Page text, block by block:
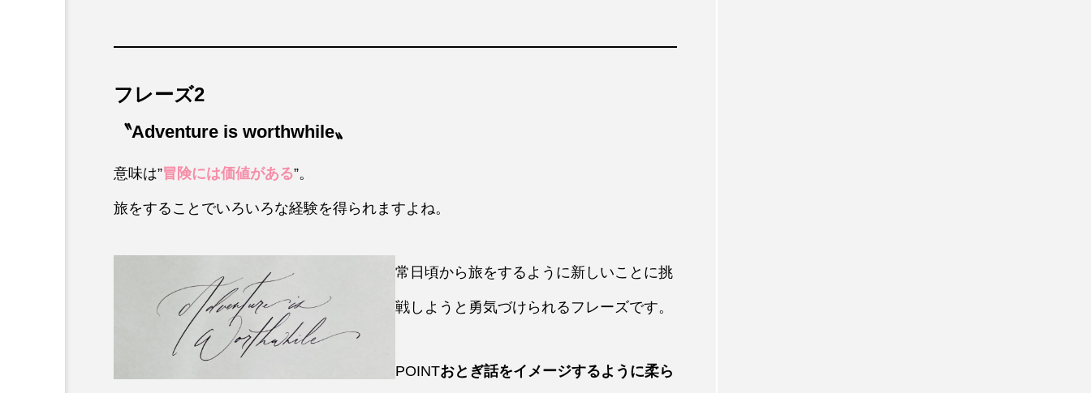
フレーズ2
〝Adventure is worthwhile〟
意味は”冒険には価値がある”。
旅をすることでいろいろな経験を得られますよね。
常日頃から旅をするように新しいことに挑
戦しようと勇気づけられるフレーズです。
POINTおとぎ話をイメージするように柔ら